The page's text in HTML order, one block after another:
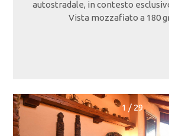
autostradale, in contesto
Vista mozzafiato a 180
1 / 29